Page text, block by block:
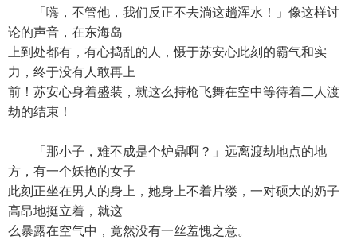
「嗨，不管他，我们反正不去淌这趟浑水！」像这样讨
论的声音，在东海岛
上到处都有，有心捣乱的人，慑于苏安心此刻的霸气和实
力，终于没有人敢再上
前！苏安心身着盛装，就这么持枪飞舞在空中等待着二人渡
劫的结束！
「那小子，难不成是个炉鼎啊？」远离渡劫地点的地
方，有一个妖艳的女子
此刻正坐在男人的身上，她身上不着片缕，一对硕大的奶子
高昂地挺立着，就这
么暴露在空气中，竟然没有一丝羞愧之意。